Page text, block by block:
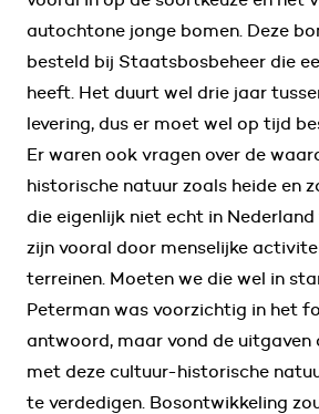
autochtone jonge bomen. Deze
besteld bij Staatsbosbeheer die
heeft. Het duurt wel drie jaar
levering, dus er moet wel op tijd
Er waren ook vragen over de
historische natuur zoals heide en
die eigenlijk niet echt in
zijn vooral door menselijke
terreinen. Moeten we die wel in
Peterman was voorzichtig in het
antwoord, maar vond de uitgaven
met deze cultuur-historische
te verdedigen. Bosontwikkeling